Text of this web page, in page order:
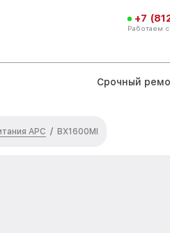
+7
Работаем с
Срочный
APC / BX1600MI